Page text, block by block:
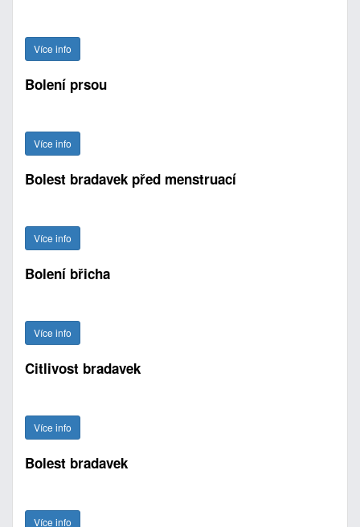
Více info
Bolení prsou
Více info
Bolest bradavek před menstruací
Více info
Bolení břicha
Více info
Citlivost bradavek
Více info
Bolest bradavek
Více info